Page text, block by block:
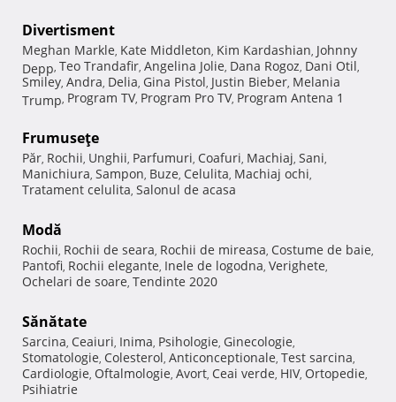
Divertisment
Meghan Markle, Kate Middleton, Kim Kardashian, Johnny
Depp, Teo Trandafir, Angelina Jolie, Dana Rogoz, Dani Otil,
Smiley, Andra, Delia, Gina Pistol, Justin Bieber, Melania
Trump, Program TV, Program Pro TV, Program Antena 1
Frumuseţe
Păr, Rochii, Unghii, Parfumuri, Coafuri, Machiaj, Sani,
Manichiura, Sampon, Buze, Celulita, Machiaj ochi,
Tratament celulita, Salonul de acasa
Modă
Rochii, Rochii de seara, Rochii de mireasa, Costume de baie,
Pantofi, Rochii elegante, Inele de logodna, Verighete,
Ochelari de soare, Tendinte 2020
Sănătate
Sarcina, Ceaiuri, Inima, Psihologie, Ginecologie,
Stomatologie, Colesterol, Anticonceptionale, Test sarcina,
Cardiologie, Oftalmologie, Avort, Ceai verde, HIV, Ortopedie,
Psihiatrie